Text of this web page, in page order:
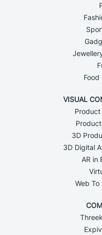
Food
VISUAL
3D
3D Digital
AR in
Web